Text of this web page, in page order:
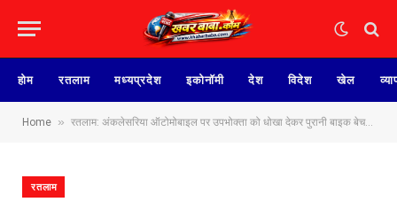
होम रतलाम मध्यप्रदेश इकोनॉमी देश विदेश खेल
Home » रतलाम: अंकलेसरिया ऑटोमोबाइल पर उपभोक्ता को धोखा देकर पुरानी बाइक बेचने का आरोप,जिला उपभोक्ता आयोग द्वारा हर्जाना देने का आदेश
रतलाम